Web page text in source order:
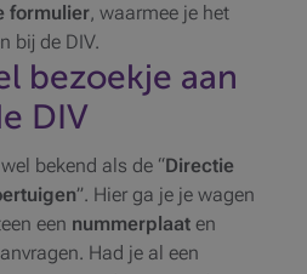
formulier, waarmee je het
bij de DIV.
bezoekje aan
DIV
bekend als de “Directie
”. Hier ga je je wagen
een nummerplaat en
Had je al een